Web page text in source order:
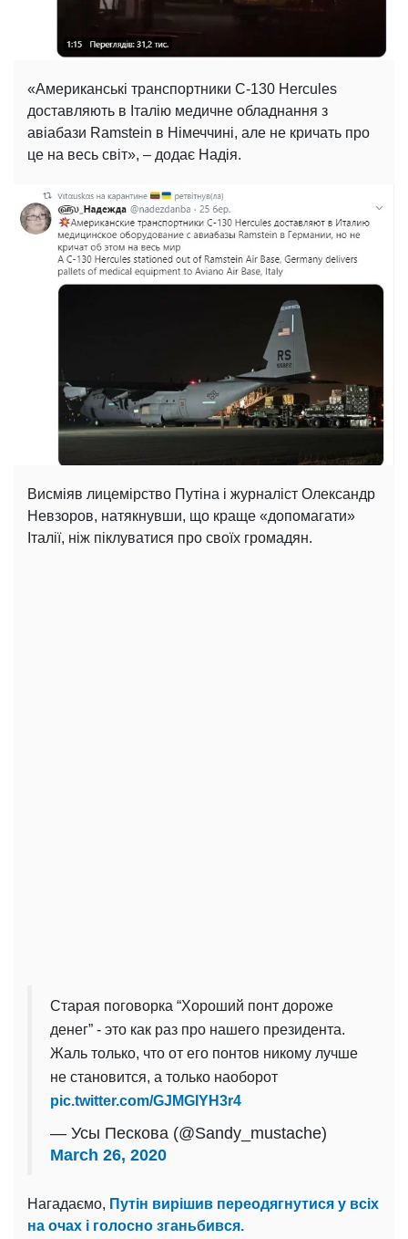
«Американські транспортники C-130 Hercules
доставляють в Італію медичне обладнання з
авіабази Ramstein в Німеччині, але не кричать про
це на весь світ», – додає Надія.
Висміяв лицемірство Путіна і журналіст Олександр
Невзоров, натякнувши, що краще «допомагати»
Італії, ніж піклуватися про своїх громадян.
Старая поговорка “Хороший понт дороже
денег” - это как раз про нашего президента.
Жаль только, что от его понтов никому лучше
не становится, а только наоборот
pic.twitter.com/GJMGIYH3r4
— Усы Пескова (@Sandy_mustache)
March 26, 2020
Нагадаємо, Путін вирішив переодягнутися у всіх
на очах і голосно зганьбився.